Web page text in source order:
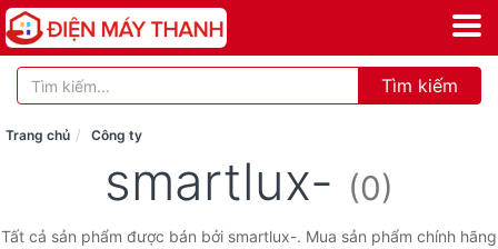
Tìm kiếm
Trang chủ Công ty
smartlux- (0)
Tất cả sản phẩm được bán bởi smartlux-. Mua sản phẩm chính hãng